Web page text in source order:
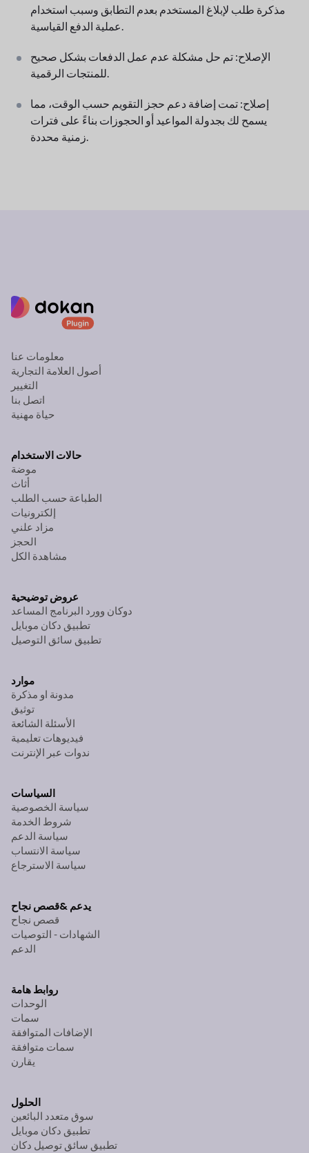
مذكرة طلب لإبلاغ المستخدم بعدم التطابق وسبب استخدام
الإصلاح: تم حل مشكلة عدم عمل الدفعات بشكل صحيح
إصلاح: تمت إضافة دعم حجز التقويم حسب الوقت، مما
يسمح لك بجدولة المواعيد أو الحجوزات بناءً على فترات
معلومات عنا
أصول العلامة التجارية
التغيير
اتصل بنا
حياة مهنية
حالات الاستخدام
موضة
أثاث
الطباعة حسب الطلب
إلكترونيات
مزاد علني
الحجز
مشاهدة الكل
عروض توضيحية
دوكان وورد البرنامج المساعد
تطبيق دكان موبايل
تطبيق سائق التوصيل
موارد
مدونة او مذكرة
توثيق
الأسئلة الشائعة
فيديوهات تعليمية
ندوات عبر الإنترنت
السياسات
سياسة الخصوصية
شروط الخدمة
سياسة الدعم
سياسة الانتساب
سياسة الاسترجاع
يدعم &قصص نجاح
قصص نجاح
الشهادات - التوصيات
الدعم
روابط هامة
الوحدات
سمات
الإضافات المتوافقة
سمات متوافقة
يقارن
الحلول
سوق متعدد البائعين
تطبيق دكان موبايل
تطبيق سائق توصيل دكان